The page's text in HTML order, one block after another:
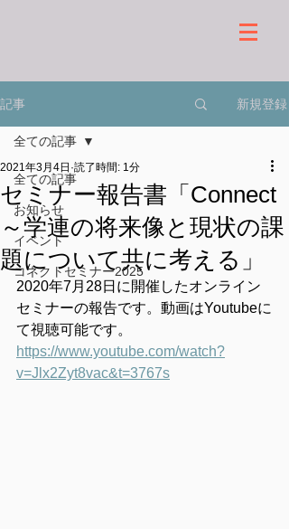
記事 新規登録
全ての記事
お知らせ
イベント
コネクトセミナー2025
全ての記事
セミナー報告書「Connect
～学連の将来像と現状の課
題について共に考える」
2021年3月4日 読了時間: 1分
2020年7月28日に開催したオンライン
セミナーの報告です。動画はYoutubeに
て視聴可能です。
https://www.youtube.com/watch?
v=Jlx2Zyt8vac&t=3767s